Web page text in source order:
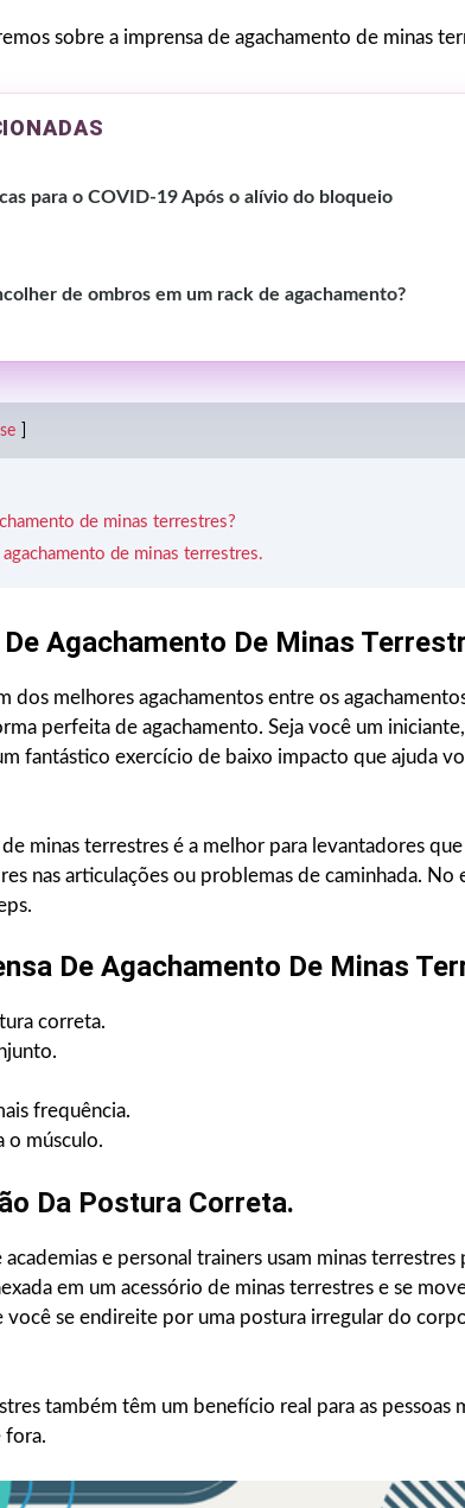
sobre a imprensa de agachamento de minas
para o COVID-19 Após o alívio do bloqueio
de ombros em um rack de agachamento?
de minas terrestres?
de minas terrestres.
De Agachamento De Minas
dos melhores agachamentos entre os
perfeita de agachamento. Seja você um
fantástico exercício de baixo impacto que ajuda
minas terrestres é a melhor para levantadores
nas articulações ou problemas de caminhada.
De Agachamento De Minas
correta.
frequência.
o músculo.
Da Postura Correta.
e personal trainers usam minas terrestres
em um acessório de minas terrestres e se
se endireite por uma postura irregular do
também têm um benefício real para as pessoas
fora.